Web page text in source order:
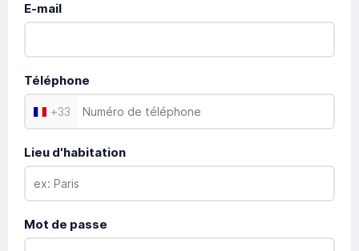
E-mail
Téléphone
+33
Lieu d'habitation
Mot de passe